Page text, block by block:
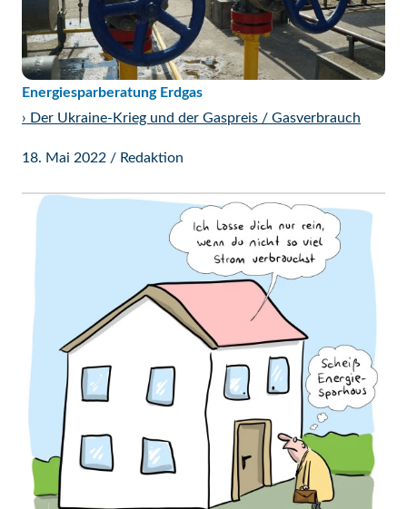
Energiesparberatung Erdgas
› Der Ukraine-Krieg und der Gaspreis / Gasverbrauch
18. Mai 2022 / Redaktion